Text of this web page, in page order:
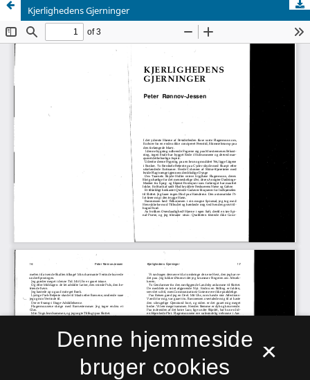
Kjerlighedens Gjerninger
×
Denne hjemmeside
bruger cookies